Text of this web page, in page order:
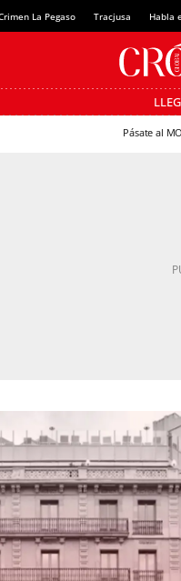
La Pegaso Tracjusa Habla
Pásate al